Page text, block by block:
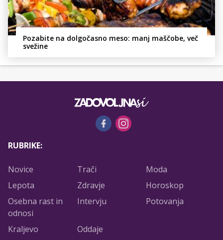
Pozabite na dolgočasno meso: manj maščobe, več
svežine
RUBRIKE:
Novice Trači
Moda
Lepota
Zdravje
Horoskop
Osebna rast in
odnosi
Intervju Potovanja
Kraljevo Oddaje